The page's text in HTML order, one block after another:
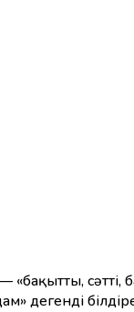
дегенді